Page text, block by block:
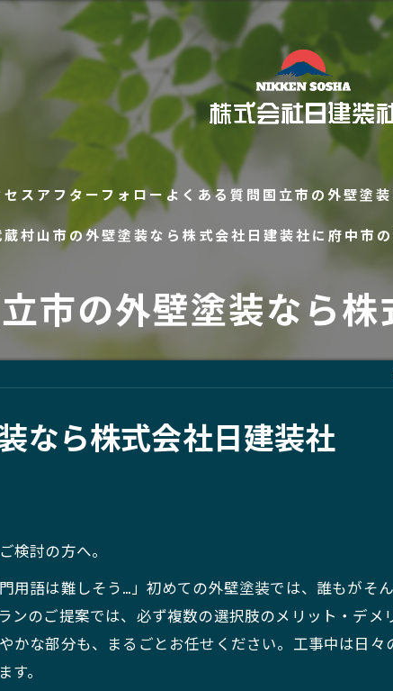
ス アフターフォロー よくある質問 国立市の外壁塗
蔵村山市の外壁塗装なら株式会社日建装社に 府中市
市の外壁塗装なら
なら株式会社日建装社
検討の方へ。
用語は難しそう…」初めての外壁塗装では、誰もが
ンのご提案では、必ず複数の選択肢のメリット・デ
かな部分も、まるごとお任せください。工事中は日
。